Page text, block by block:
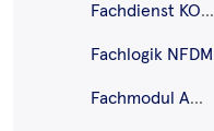
Fachdienst KOM-LE
Fachlogik NFDM
Fachmodul AMTS